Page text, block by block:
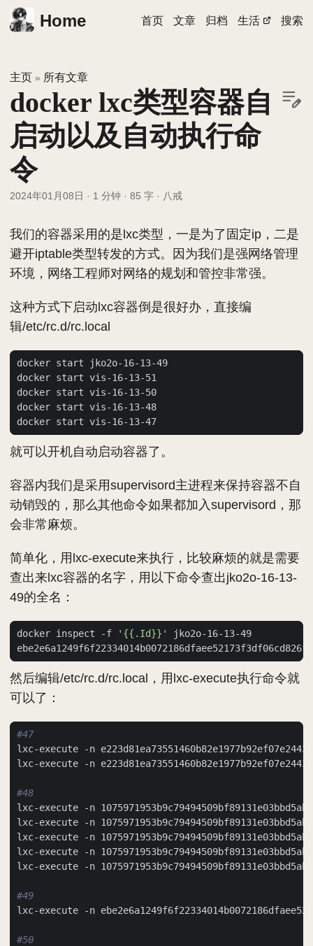
Home 首页 文章 归档 生活 搜索
主页 » 所有文章
docker lxc类型容器自
启动以及自动执行命
令
2024年01月08日 · 1 分钟 · 85 字 · 八戒
我们的容器采用的是lxc类型，一是为了固定ip，二是
避开iptable类型转发的方式。因为我们是强网络管理
环境，网络工程师对网络的规划和管控非常强。
这种方式下启动lxc容器倒是很好办，直接编
辑/etc/rc.d/rc.local
就可以开机自动启动容器了。
容器内我们是采用supervisord主进程来保持容器不自
动销毁的，那么其他命令如果都加入supervisord，那
会非常麻烦。
简单化，用lxc-execute来执行，比较麻烦的就是需要
查出来lxc容器的名字，用以下命令查出jko2o-16-13-
49的全名：
docker inspect -f '{{.Id}}'
然后编辑/etc/rc.d/rc.local，用lxc-execute执行命令就
可以了：
#47
#48
#49
#50